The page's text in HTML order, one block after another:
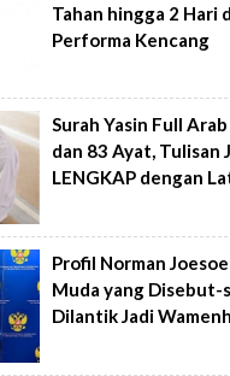
Tahan hingga 2 Hari
Performa Kencang
Surah Yasin Full
dan 83 Ayat, Tulisan
LENGKAP dengan
Profil Norman
Muda yang Disebut-
Dilantik Jadi